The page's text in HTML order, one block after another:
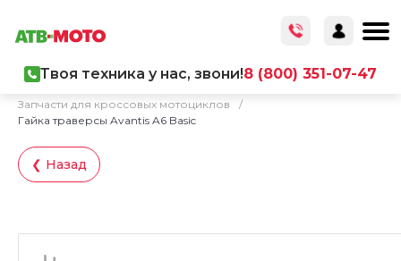
Твоя техника у нас, звони!8 (800) 351-07-47
Запчасти для кроссовых мотоциклов
/
Гайка траверсы Avantis A6 Basic
❮ Назад